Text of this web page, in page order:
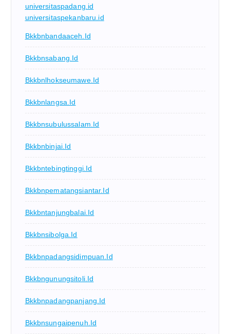
universitaspadang.id
universitaspekanbaru.id
Bkkbnbandaaceh.id
Bkkbnsabang.id
Bkkbnlhokseumawe.id
Bkkbnlangsa.id
Bkkbnsubulussalam.id
Bkkbnbinjai.id
Bkkbntebingtinggi.id
Bkkbnpematangsiantar.id
Bkkbntanjungbalai.id
Bkkbnsibolga.id
Bkkbnpadangsidimpuan.id
Bkkbngunungsitoli.id
Bkkbnpadangpanjang.id
Bkkbnsungaipenuh.id